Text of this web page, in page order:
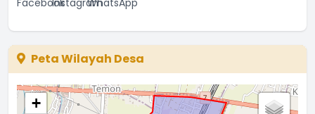
Peta Wilayah Desa
+